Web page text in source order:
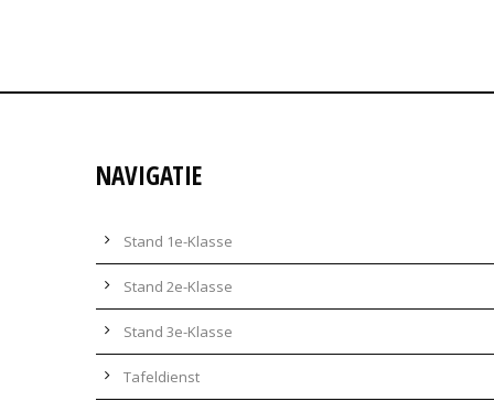
NAVIGATIE
Stand 1e-Klasse
Stand 2e-Klasse
Stand 3e-Klasse
Tafeldienst